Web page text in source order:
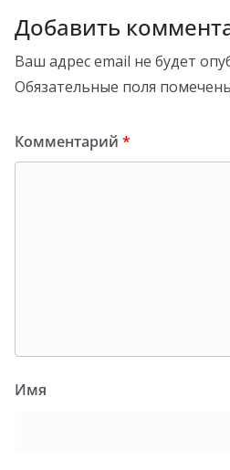
Добавить
Ваш адрес email не будет
Обязательные поля
Комментарий *
Имя